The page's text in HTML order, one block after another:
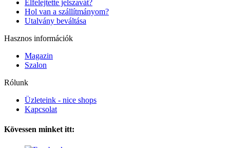
Elfelejtette jelszavát?
Hol van a szállítmányom?
Utalvány beváltása
Hasznos információk
Magazin
Szalon
Rólunk
Üzleteink - nice shops
Kapcsolat
Kövessen minket itt: